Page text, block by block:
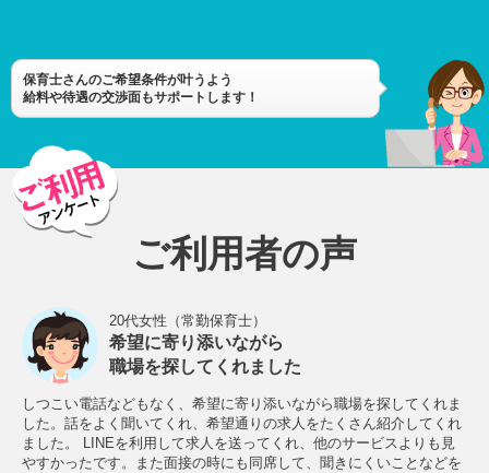
保育士さんのご希望条件が叶うよう
給料や待遇の交渉面もサポートします！
ご利用者の声
20代女性（常勤保育士）
希望に寄り添いながら
職場を探してくれました
しつこい電話などもなく、希望に寄り添いながら職場を探してくれま
した。話をよく聞いてくれ、希望通りの求人をたくさん紹介してくれ
ました。 LINEを利用して求人を送ってくれ、他のサービスよりも見
やすかったです。また面接の時にも同席して、聞きにくいことなどを